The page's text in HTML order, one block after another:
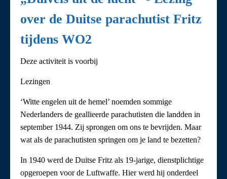
over de Duitse parachutist Fritz
tijdens WO2
Deze activiteit is voorbij
Lezingen
‘Witte engelen uit de hemel’ noemden sommige
Nederlanders de geallieerde parachutisten die landden in
september 1944. Zij sprongen om ons te bevrijden. Maar
wat als de parachutisten springen om je land te bezetten?
In 1940 werd de Duitse Fritz als 19-jarige, dienstplichtige
opgeroepen voor de Luftwaffe. Hier werd hij onderdeel